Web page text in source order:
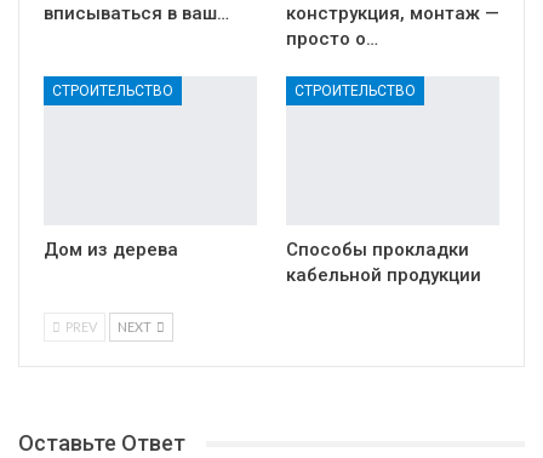
вписываться в ваш…
конструкция, монтаж —
просто о…
СТРОИТЕЛЬСТВО
Дом из дерева
СТРОИТЕЛЬСТВО
Способы прокладки
кабельной продукции
PREV NEXT
Оставьте Ответ